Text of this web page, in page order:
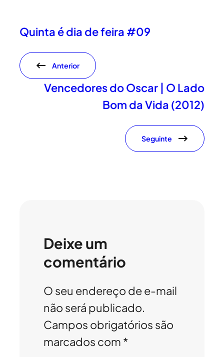
Quinta é dia de feira #09
Anterior
Vencedores do Oscar | O Lado
Bom da Vida (2012)
Seguinte
Deixe um
comentário
O seu endereço de e-mail
não será publicado.
Campos obrigatórios são
marcados com *